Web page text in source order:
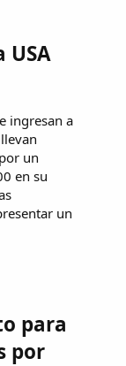
USA
ingresan a
un
en su
un
para
por